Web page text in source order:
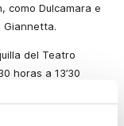
como Dulcamara e
Giannetta.
del Teatro
horas a 13’30